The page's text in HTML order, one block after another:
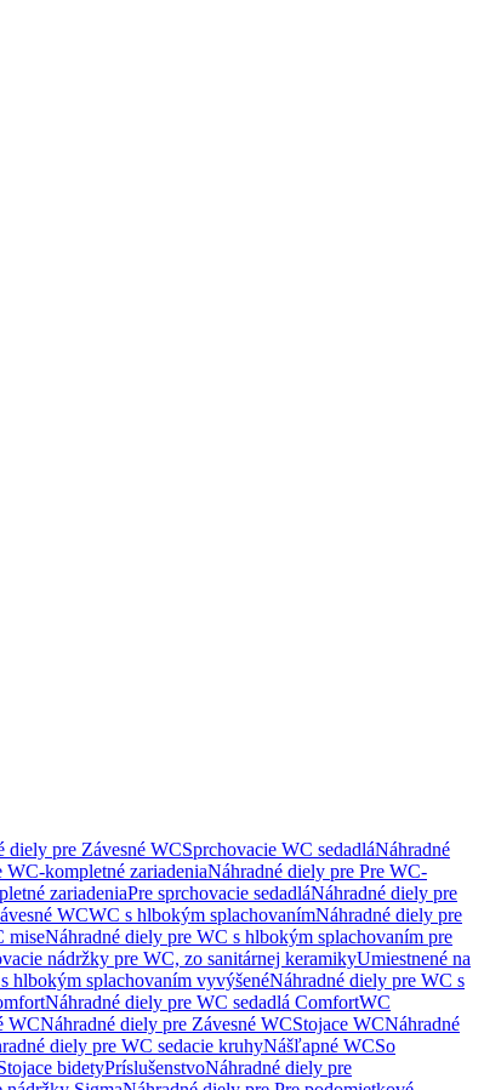
diely pre Závesné WCSprchovacie WC sedadláNáhradné
WC-kompletné zariadeniaNáhradné diely pre Pre WC-
zariadeniaPre sprchovacie sedadláNáhradné diely pre
WCWC s hlbokým splachovanímNáhradné diely pre
miseNáhradné diely pre WC s hlbokým splachovaním pre
nádržky pre WC, zo sanitárnej keramikyUmiestnené na
hlbokým splachovaním vyvýšenéNáhradné diely pre WC s
Náhradné diely pre WC sedadlá ComfortWC
WCNáhradné diely pre Závesné WCStojace WCNáhradné
diely pre WC sedacie kruhyNášľapné WCSo
bidetyPríslušenstvoNáhradné diely pre